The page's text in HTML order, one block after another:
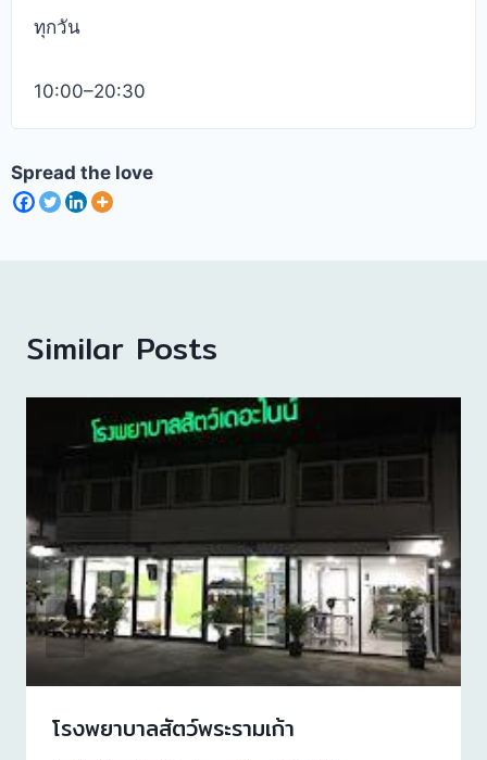
ทุกวัน
10:00–20:30
Spread the love
Similar Posts
โรงพยาบาลสัตว์พระรามเก้า